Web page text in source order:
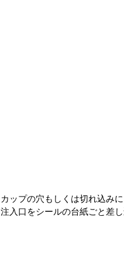
カップの穴もしくは切れ込み
注入口をシールの台紙ごと差し